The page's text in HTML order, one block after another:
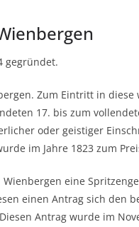
gegründet.
Zum Eintritt in
17. bis zum
oder geistiger
im Jahre 1823 zum
eine
einen Antrag sich den
Antrag wurde im